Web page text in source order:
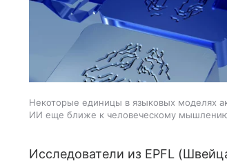
Некоторые единицы в языковых моделях
ИИ еще ближе к человеческому
Исследователи из EPFL